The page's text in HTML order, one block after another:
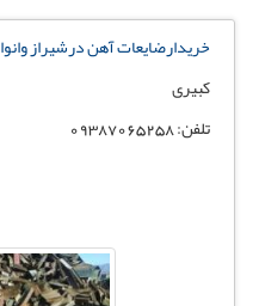
خریدارضایعات آهن درشیراز وانوا
کبیری
تلفن: 09387065258